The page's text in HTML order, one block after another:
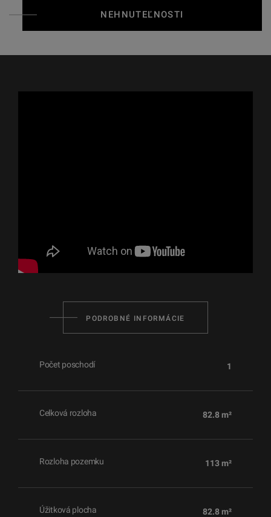
NEHNUTEĽNOSTI
PODROBNÉ INFORMÁCIE
Počet poschodí 1
Celková rozloha 82.8 m²
Rozloha pozemku 113 m²
Úžitková plocha 82.8 m²